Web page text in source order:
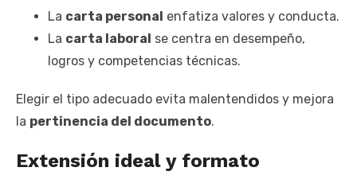
La carta personal enfatiza valores y conducta.
La carta laboral se centra en desempeño,
logros y competencias técnicas.
Elegir el tipo adecuado evita malentendidos y mejora
la pertinencia del documento.
Extensión ideal y formato